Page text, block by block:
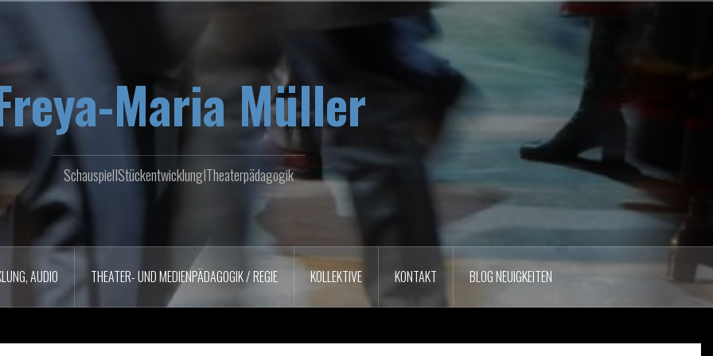
Maria Müller
SchauspielIStückentwicklungITheaterpädagogik
AUDIO THEATER- UND MEDIENPÄDAGOGIK / REGIE KOLLEKTIVE KONTAKT BLOG NEUIGKEITEN